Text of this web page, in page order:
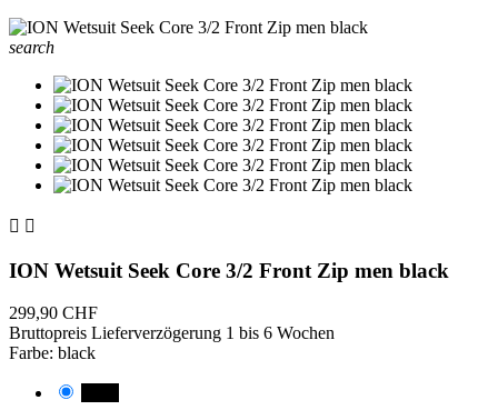
search
 
ION Wetsuit Seek Core 3/2 Front Zip men black
299,90 CHF
Bruttopreis Lieferverzögerung 1 bis 6 Wochen
Farbe: black